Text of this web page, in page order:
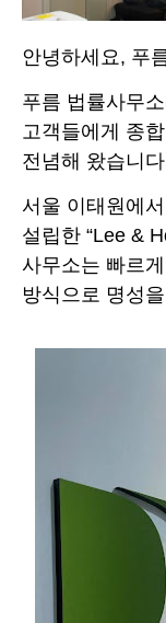
안녕하세요, 푸
푸름 법률사무
고객들에게 종
전념해 왔습니
서울 이태원에
설립한 “Lee &
사무소는 빠르
방식으로 명성